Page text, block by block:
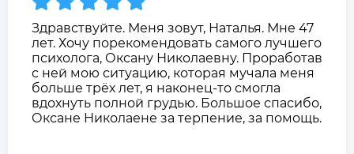
Здравствуйте. Меня зовут, Наталья. Мне 47
лет. Хочу порекомендовать самого лучшего
психолога, Оксану Николаевну. Проработав
с ней мою ситуацию, которая мучала меня
больше трёх лет, я наконец-то смогла
вдохнуть полной грудью. Большое спасибо,
Оксане Николаене за терпение, за помощь.